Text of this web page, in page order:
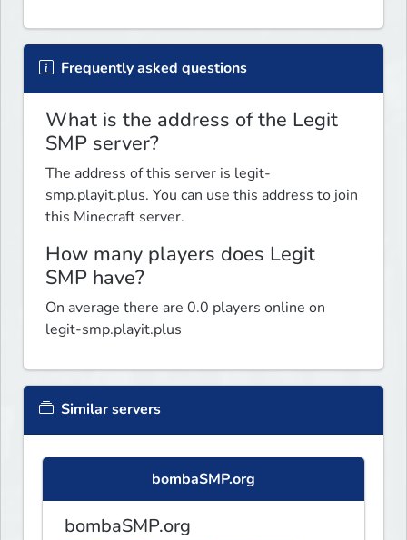
Frequently asked questions
What is the address of the Legit
SMP server?
The address of this server is legit-
smp.playit.plus. You can use this address to join
this Minecraft server.
How many players does Legit
SMP have?
On average there are 0.0 players online on
legit-smp.playit.plus
Similar servers
bombaSMP.org
bombaSMP.org